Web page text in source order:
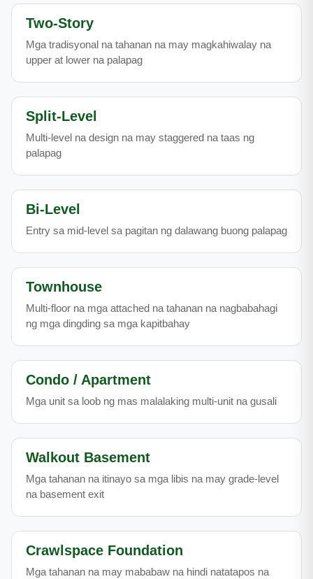
Two-Story
Mga tradisyonal na tahanan na may magkahiwalay na
upper at lower na palapag
Split-Level
Multi-level na design na may staggered na taas ng
palapag
Bi-Level
Entry sa mid-level sa pagitan ng dalawang buong palapag
Townhouse
Multi-floor na mga attached na tahanan na nagbabahagi
ng mga dingding sa mga kapitbahay
Condo / Apartment
Mga unit sa loob ng mas malalaking multi-unit na gusali
Walkout Basement
Mga tahanan na itinayo sa mga libis na may grade-level
na basement exit
Crawlspace Foundation
Mga tahanan na may mababaw na hindi natatapos na